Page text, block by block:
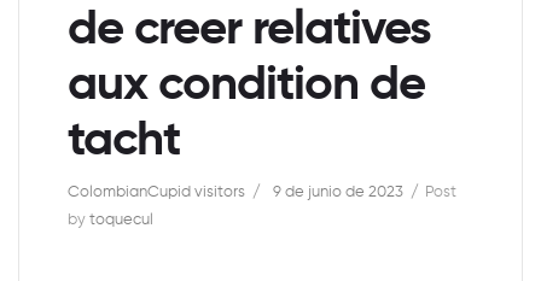
de creer relatives
aux condition de
tacht
ColombianCupid visitors 9 de junio de 2023
Post
by toquecul